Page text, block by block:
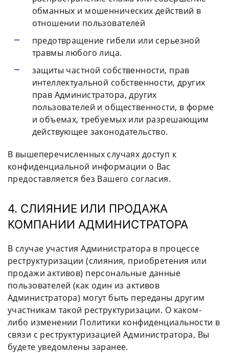
обманных и мошеннических действий в
отношении пользователей
предотвращение гибели или серьезной
травмы любого лица.
защиты частной собственности, прав
интеллектуальной собственности, других
прав Администратора, других
пользователей и общественности, в форме
и объемах, требуемых или разрешающим
действующее законодательство.
В вышеперечисленных случаях доступ к
конфиденциальной информации о Вас
предоставляется без Вашего согласия.
4. СЛИЯНИЕ ИЛИ ПРОДАЖА
КОМПАНИИ АДМИНИСТРАТОРА
В случае участия Администратора в процессе
реструктуризации (слияния, приобретения или
продажи активов) персональные данные
пользователей (как один из активов
Администратора) могут быть переданы другим
участникам такой реструктуризации. О каком-
либо изменении Политики конфиденциальности в
связи с реструктуризацией Администратора, Вы
будете уведомлены заранее.